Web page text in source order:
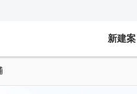
新建案